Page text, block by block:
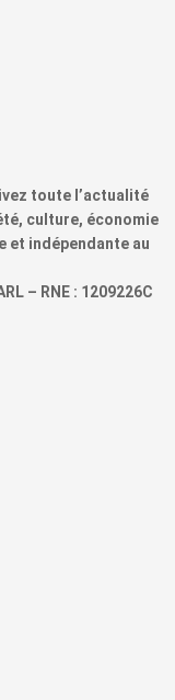
toute l’actualité
culture, économie
et indépendante au
– RNE : 1209226C